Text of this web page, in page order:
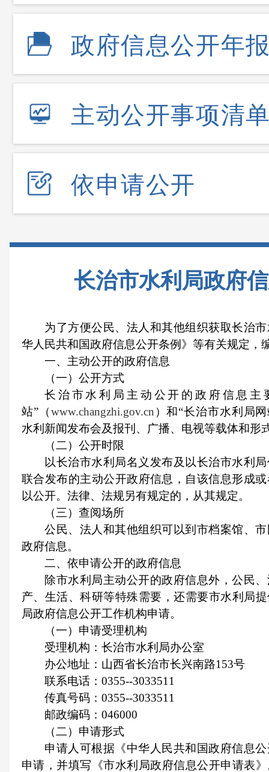
政府信息公开年
主动公开事项清
依申请公开
长治市水利局政府
为了方便公民、法人和其他组织获取长治
华人民共和国政府信息公开条例》等有关规定，
一、主动公开的政府信息
（一）公开方式
长治市水利局主动公开的政府信息主
站”（www.changzhi.gov.cn ）和“长治市水利局网
水利新闻发布会及报刊、广播、电视等载体和形
（二）公开时限
以长治市水利局名义发布及以长治市水利
联合发布的主动公开政府信息，自该信息形成
以公开。法律、法规另有规定的，从其规定。
（三）查阅场所
公民、法人和其他组织可以到市档案馆、
政府信息。
二、依申请公开的政府信息
除市水利局主动公开的政府信息外，公民
产、生活、科研等特殊需要，还需要市水利局
局政府信息公开工作机构申请。
（一）申请受理机构
受理机构：长治市水利局办公室
办公地址：山西省长治市长兴南路153号
联系电话：0355--3033511
传真号码：0355--3033511
邮政编码：046000
（二）申请形式
申请人可根据《中华人民共和国政府信息
申请，并填写《市水利局政府信息公开申请表